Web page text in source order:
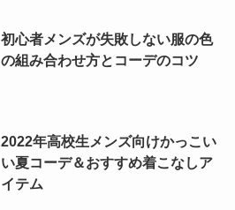
初心者メンズが失敗しない服の色
の組み合わせ方とコーデのコツ
2022年高校生メンズ向けかっこい
い夏コーデ＆おすすめ着こなしア
イテム